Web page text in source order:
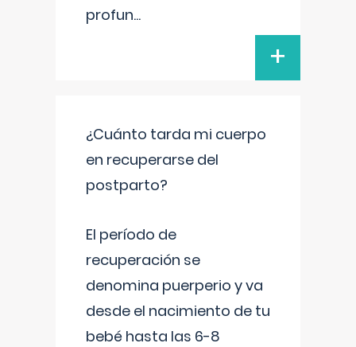
profun...
+
¿Cuánto tarda mi cuerpo
en recuperarse del
postparto?
El período de
recuperación se
denomina puerperio y va
desde el nacimiento de tu
bebé hasta las 6-8